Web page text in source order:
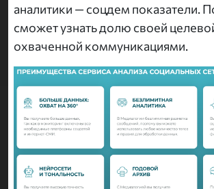
аналитики — соцдем показатели.
сможет узнать долю своей
охваченной коммуникациями.